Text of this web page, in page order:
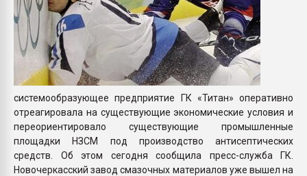
системообразующее предприятие ГК «Титан» оперативно
отреагировала на существующие экономические условия и
переориентировало существующие промышленные
площадки НЗСМ под производство антисептических
средств. Об этом сегодня сообщила пресс-служба ГК.
Новочеркасский завод смазочных материалов уже вышел на